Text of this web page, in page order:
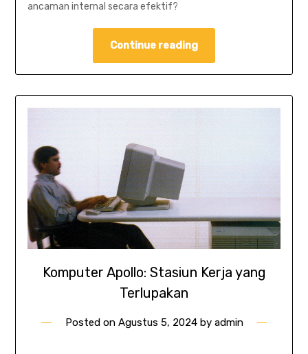
ancaman internal secara efektif?
Continue reading
Komputer Apollo: Stasiun Kerja yang
Terlupakan
Posted on Agustus 5, 2024by admin